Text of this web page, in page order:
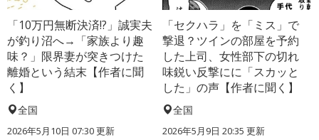
「10万円無断決済!?」誠実夫
が釣り沼へ→「家族より趣
味？」限界妻が突きつけた
離婚という結末【作者に聞
く】
全国
2026年5月10日 07:30 更新
「セクハラ」を「ミス」で
撃退？ツインの部屋を予約
した上司、女性部下の切れ
味鋭い反撃にに「スカッと
した」の声【作者に聞く】
全国
2026年5月9日 20:35 更新